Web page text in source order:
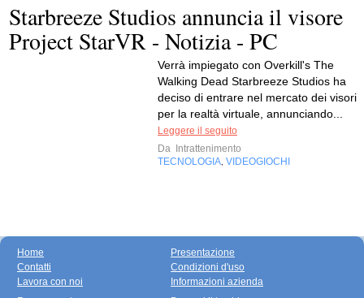
Starbreeze Studios annuncia il visore
Project StarVR - Notizia - PC
Verrà impiegato con Overkill's The
Walking Dead Starbreeze Studios ha
deciso di entrare nel mercato dei visori
per la realtà virtuale, annunciando...
Leggere il seguito
Da
Intrattenimento
TECNOLOGIA VIDEOGIOCHI
Home
Contatti
Lavora con noi
Presentazione
Condizioni d'uso
Informazioni azienda